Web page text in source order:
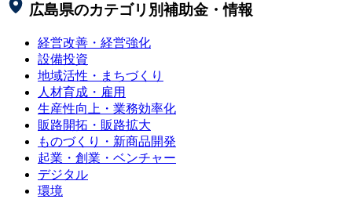
広島県のカテゴリ別補助金・情報
経営改善・経営強化
設備投資
地域活性・まちづくり
人材育成・雇用
生産性向上・業務効率化
販路開拓・販路拡大
ものづくり・新商品開発
起業・創業・ベンチャー
デジタル
環境